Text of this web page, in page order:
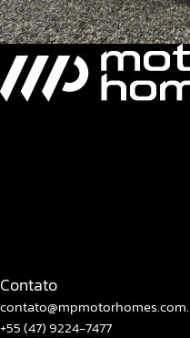
MH Sprinter 7.3 SI/
Contato
+55 (47) 9224-7477